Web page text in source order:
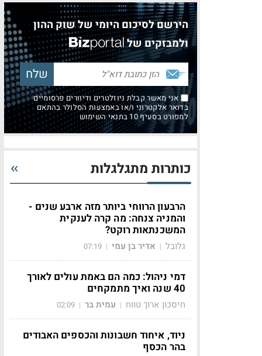
הירשם לסיכום היומי של שוק ההון
ולמבזקים של
אני מאשר קבלת ניוזלטרים ודיוורים פרסומיים
בדואר אלקטרוני ו/או באמצעות הסלולר בהתאם
למפורט בסעיף 10 בתנאי השימוש
כותרות מתגלגלות
הרבעון הרווחי ביותר מזה ארבע שנים -
והמניה צנחה: מה קרה לענקית
המשכנתאות רוקט?
גלובל | אדיר בן עמי |
07:19
דמי ניהול: כמה הם באמת עולים לאורך
40 שנה ואיך מתמקחים
חיסכון ארוך טווח | עמית בר |
02:09
ניוד, איחוד חשבונות והכספים האבודים
בהר הכסף